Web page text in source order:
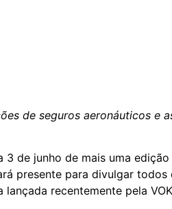
de seguros aeronáuticos e
3 de junho de mais uma
presente para divulgar
lançada recentemente pela